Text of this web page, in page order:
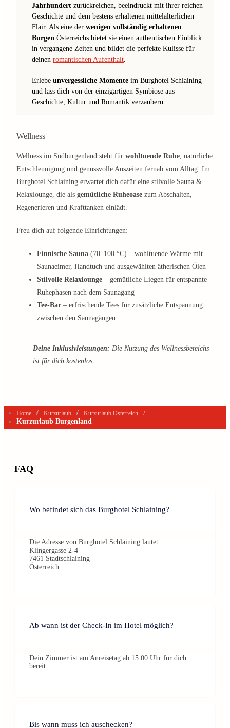
Jahrhundert zurückreichen, beeindruckt mit ihrer reichen
Geschichte und dem bestens erhaltenen mittelalterlichen
Flair. Als eine der wenigen vollständig erhaltenen
Burgen Österreichs bietet sie einen authentischen Einblick
in vergangene Zeiten und bildet die perfekte Kulisse für
deinen romantischen Aufenthalt
Erlebe unvergessliche Momente im Burghotel Schlaining
und lass dich von der einzigartigen Symbiose aus
Geschichte, Kultur und Romantik verzaubern.
Wellness
Wellness im Südburgenland steht für wohltuende Ruhe , natürliche
Entschleunigung und genussvolle Auszeiten fernab vom Alltag. Im
Burghotel Schlaining erwartet dich dafür eine stilvolle Sauna &
Relaxlounge, die als gemütliche Ruheoase zum Abschalten,
Regenerieren und Krafttanken einlädt.
Freu dich auf folgende Einrichtungen:
Finnische Sauna (70–100 °C) – wohltuende Wärme mit
Saunaeimer, Handtuch und ausgewählten ätherischen Ölen
Stilvolle Relaxlounge – gemütliche Liegen für entspannte
Ruhephasen nach dem Saunagang
Tee-Bar – erfrischende Tees für zusätzliche Entspannung
zwischen den Saunagängen
Deine Inklusivleistungen: Die Nutzung des Wellnessbereichs
ist für dich kostenlos.
Home / Kurzurlaub / Kurzurlaub Österreich
/
Kurzurlaub Burgenland
FAQ
Wo befindet sich das Burghotel Schlaining?
Die Adresse von Burghotel Schlaining lautet:
Klingergasse 2-4
7461 Stadtschlaining
Österreich
Ab wann ist der Check-In im Hotel möglich?
Dein Zimmer ist am Anreisetag ab 15:00 Uhr für dich
bereit.
Bis wann muss ich auschecken?